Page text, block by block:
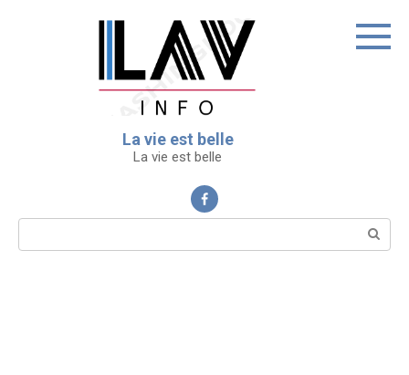
La vie est belle
La vie est belle
Поиск: